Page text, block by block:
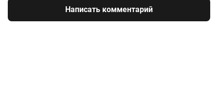
Написать комментарий